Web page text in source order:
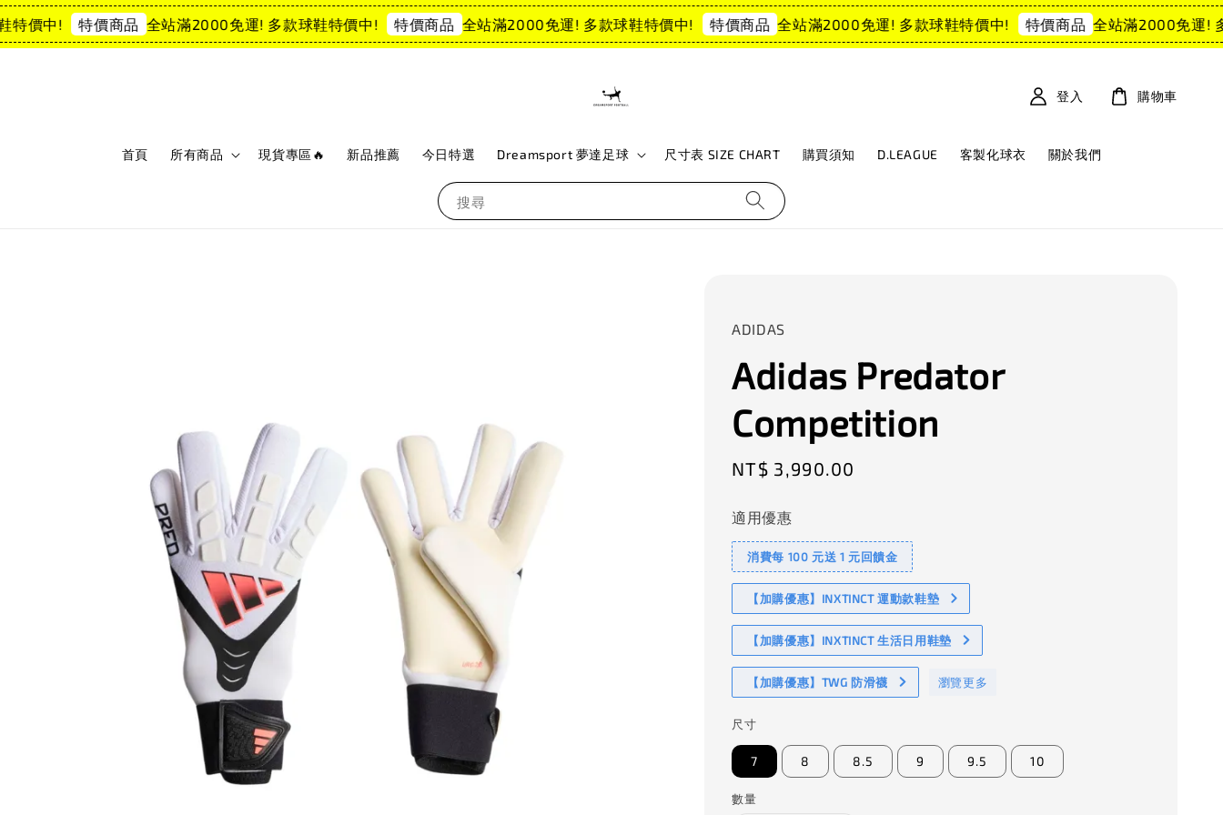
價中! 特價商品 全站滿2000免運! 多款球鞋特價中! 特價商品 全站滿2000免運! 多款球鞋特價中! 特價商品 全站滿2000免運! 多款球鞋特價中! 特價商品 全站滿2000免運! 多
搜尋
首頁 所有商品 現貨專區🔥 新品推薦 今日特選 Dreamsport 夢達足球 尺寸表 SIZE CHART 購買須知 D.LEAGUE 客製化球衣 關於我們
登入 購物車
ADIDAS
Adidas Predator
Competition
Regular
NT$ 3,990.00
適用優惠
消費每 100 元送 1 元回饋金
【加購優惠】INXTINCT 運動款鞋墊
【加購優惠】INXTINCT 生活日用鞋墊
【加購優惠】TWG 防滑襪 瀏覽更多
尺寸
7 8 8.5 9 9.5 10
數量